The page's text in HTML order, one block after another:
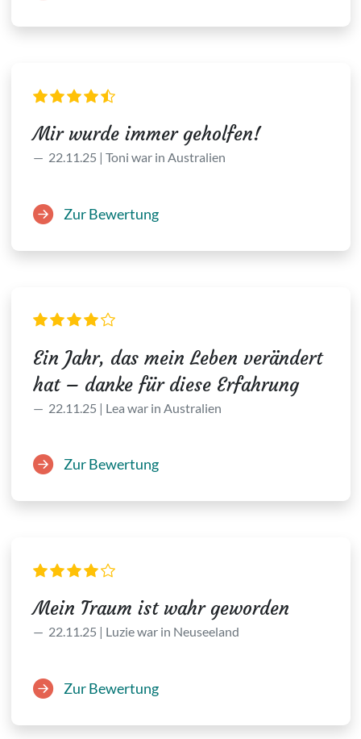
Mir wurde immer geholfen!
22.11.25 | Toni war in Australien
Zur Bewertung
Ein Jahr, das mein Leben verändert
hat – danke für diese Erfahrung
22.11.25 | Lea war in Australien
Zur Bewertung
Mein Traum ist wahr geworden
22.11.25 | Luzie war in Neuseeland
Zur Bewertung